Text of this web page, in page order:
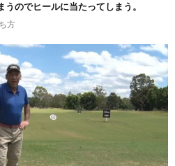
のでヒールに当たってしまう。
方